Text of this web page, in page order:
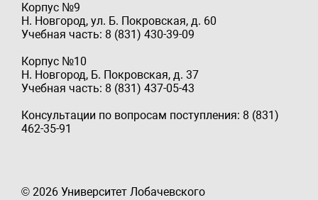
Корпус №9
Н. Новгород, ул. Б. Покровская, д. 60
Учебная часть: 8 (831) 430-39-09
Корпус №10
Н. Новгород, Б. Покровская, д. 37
Учебная часть: 8 (831) 437-05-43
Консультации по вопросам поступления: 8 (831)
462-35-91
© 2026 Университет Лобачевского